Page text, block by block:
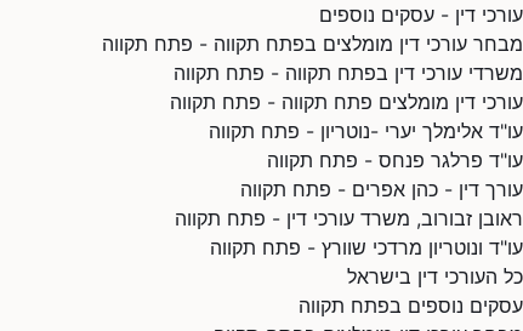
עורכי דין - עסקים נוספים
מבחר עורכי דין מומלצים בפתח תקווה - פתח תקווה
משרדי עורכי דין בפתח תקווה - פתח תקווה
עורכי דין מומלצים פתח תקווה - פתח תקווה
עו"ד אלימלך יערי -נוטריון - פתח תקווה
עו"ד פרלגר פנחס - פתח תקווה
עורך דין - כהן אפרים - פתח תקווה
ראובן זבורוב, משרד עורכי דין - פתח תקווה
עו"ד ונוטריון מרדכי שוורץ - פתח תקווה
כל העורכי דין בישראל
עסקים נוספים בפתח תקווה